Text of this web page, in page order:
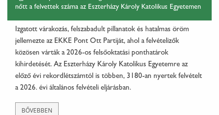
nőtt a felvettek száma az Eszterházy Károly Katolikus Egyetemen
Izgatott várakozás, felszabadult pillanatok és hatalmas öröm
jellemezte az EKKE Pont Ott Partiját, ahol a felvételizők
közösen várták a 2026-os felsőoktatási ponthatárok
kihirdetését. Az Eszterházy Károly Katolikus Egyetemre az
előző évi rekordlétszámtól is többen, 3180-an nyertek felvételt
a 2026. évi általános felvételi eljárásban.
BŐVEBBEN